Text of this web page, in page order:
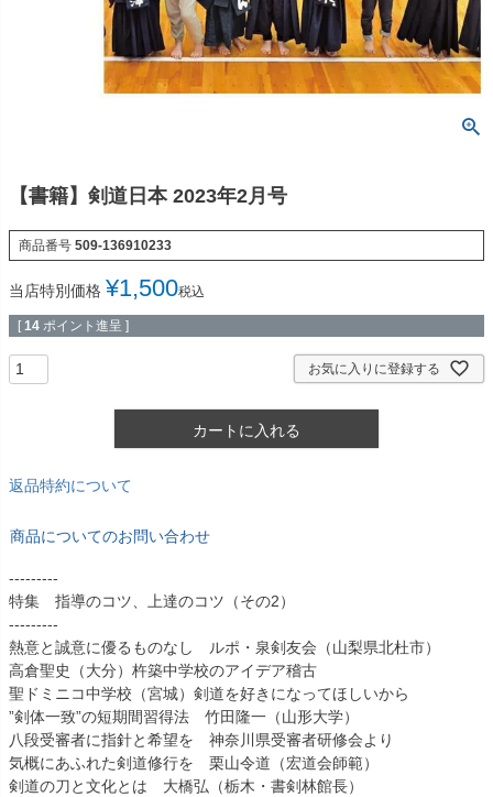
【書籍】剣道日本 2023年2月号
商品番号 509-136910233
当店特別価格 ¥1,500税込
[ 14 ポイント進呈 ]
お気に入りに登録する
カートに入れる
返品特約について
商品についてのお問い合わせ
---------
特集 指導のコツ、上達のコツ（その2）
---------
熱意と誠意に優るものなし ルポ・泉剣友会（山梨県北杜市）
高倉聖史（大分）杵築中学校のアイデア稽古
聖ドミニコ中学校（宮城）剣道を好きになってほしいから
”剣体一致”の短期間習得法 竹田隆一（山形大学）
八段受審者に指針と希望を 神奈川県受審者研修会より
気概にあふれた剣道修行を 栗山令道（宏道会師範）
剣道の刀と文化とは 大橋弘（栃木・書剣林館長）